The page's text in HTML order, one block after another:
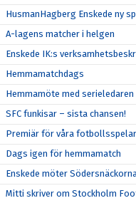
HusmanHagberg Enskede ny
A-lagens matcher i helgen
Enskede IK:s
Hemmamatchdags
Hemmamöte med serieledaren
SFC funkisar – sista chansen!
Premiär för våra
Dags igen för hemmamatch
Enskede möter
Mitti skriver om Stockholm